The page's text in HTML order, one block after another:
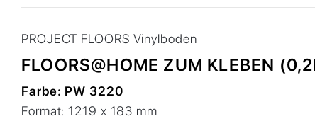
PROJECT FLOORS Vinylboden
FLOORS@HOME ZUM KLEBEN
Farbe: PW 3220
Format:1219 x 183 mm